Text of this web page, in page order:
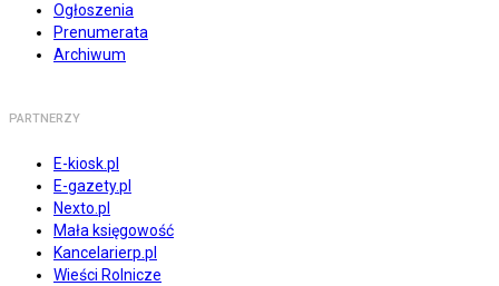
Ogłoszenia
Prenumerata
Archiwum
PARTNERZY
E-kiosk.pl
E-gazety.pl
Nexto.pl
Mała księgowość
Kancelarierp.pl
Wieści Rolnicze